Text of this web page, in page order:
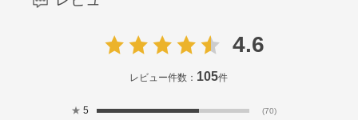
4.6
レビュー件数： 105件
★ 5 (70)